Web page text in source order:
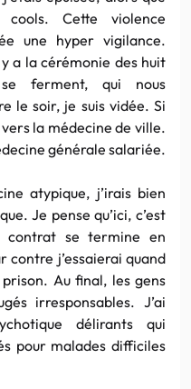
Cette violence
une hyper vigilance.
a la cérémonie des huit
ferment, qui nous
le soir, je suis vidée. Si
la médecine de ville.
générale salariée.
atypique, j’irais bien
Je pense qu’ici, c’est
contrat se termine en
contre j’essaierai quand
Au final, les gens
irresponsables. J’ai
délirants qui
pour malades difficiles